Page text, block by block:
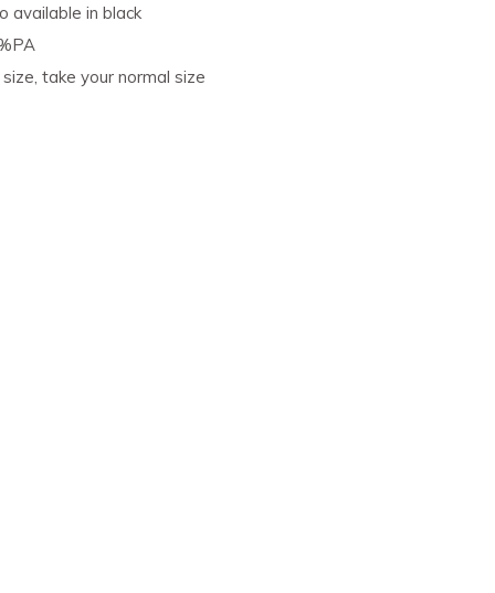
available in black
take your normal size